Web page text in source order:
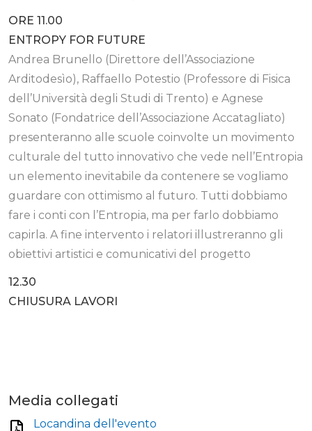
ORE 11.00
ENTROPY FOR FUTURE
Andrea Brunello (Direttore dell’Associazione
Arditodesìo), Raffaello Potestio (Professore di Fisica
dell’Università degli Studi di Trento) e Agnese
Sonato (Fondatrice dell’Associazione Accatagliato)
presenteranno alle scuole coinvolte un movimento
culturale del tutto innovativo che vede nell’Entropia
un elemento inevitabile da contenere se vogliamo
guardare con ottimismo al futuro. Tutti dobbiamo
fare i conti con l’Entropia, ma per farlo dobbiamo
capirla. A fine intervento i relatori illustreranno gli
obiettivi artistici e comunicativi del progetto
12.30
CHIUSURA LAVORI
Media collegati
Locandina dell'evento